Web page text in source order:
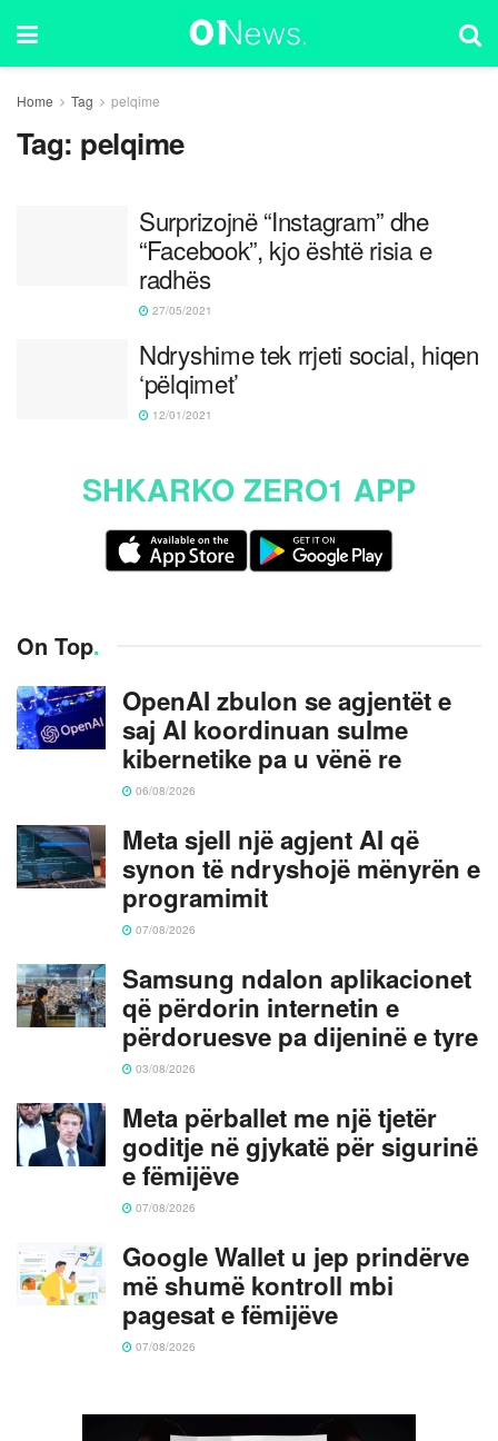
Home Tag pelqime
Tag: pelqime
Surprizojnë “Instagram” dhe
“Facebook”, kjo është risia e
radhës
27/05/2021
Ndryshime tek rrjeti social, hiqen
‘pëlqimet’
12/01/2021
SHKARKO ZERO1 APP
On Top.
OpenAI zbulon se agjentët e
saj AI koordinuan sulme
kibernetike pa u vënë re
06/08/2026
Meta sjell një agjent AI që
synon të ndryshojë mënyrën e
programimit
07/08/2026
Samsung ndalon aplikacionet
që përdorin internetin e
përdoruesve pa dijeninë e tyre
03/08/2026
Meta përballet me një tjetër
goditje në gjykatë për sigurinë
e fëmijëve
07/08/2026
Google Wallet u jep prindërve
më shumë kontroll mbi
pagesat e fëmijëve
07/08/2026